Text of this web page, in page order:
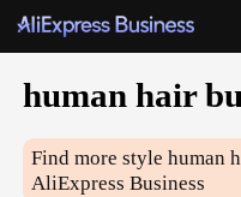
human hair
Find more stylehuman
AliExpress Business